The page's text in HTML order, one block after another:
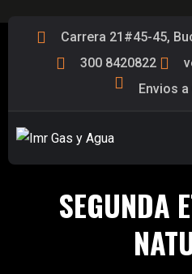
Carrera 21#45-45,
300 8420822
Envios
SEGUNDA